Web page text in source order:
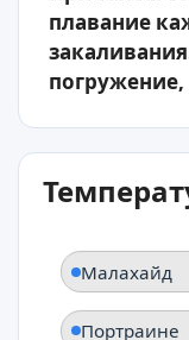
плавание
погружение,
Малахайд
Портраине